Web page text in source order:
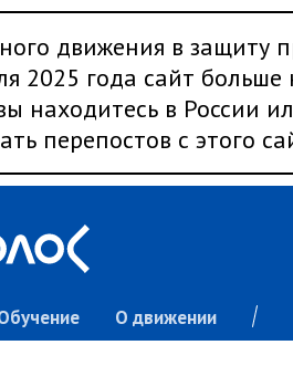
движения в защиту
2025 года сайт больше
находитесь в России
перепостов с этого
О движении